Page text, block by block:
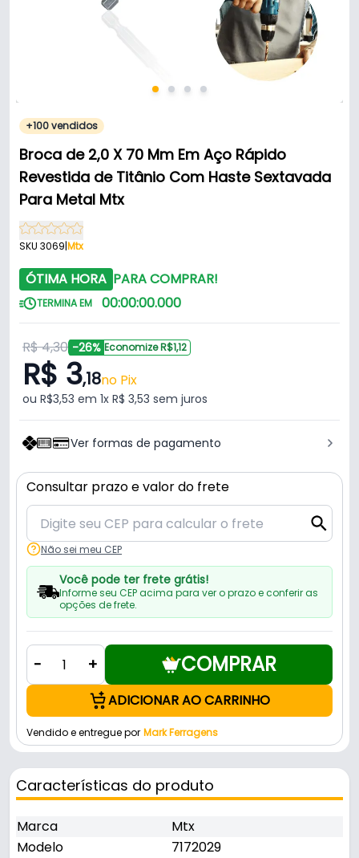
+100 vendidos
Broca de 2,0 X 70 Mm Em Aço Rápido
Revestida de Titânio Com Haste Sextavada
Para Metal Mtx
SKU 3069|Mtx
ÓTIMA HORA PARA COMPRAR!
TERMINA EM 00:00:00.000
R$ 4,30 -26% Economize R$1,12
R$ 3,18no Pix
ou R$3,53 em 1x R$ 3,53 sem juros
Ver formas de pagamento
Consultar prazo e valor do frete
Não sei meu CEP
Você pode ter frete grátis!
Informe seu CEP acima para ver o prazo e conferir as
opções de frete.
- + COMPRAR
ADICIONAR AO CARRINHO
Vendido e entregue por Mark Ferragens
Características do produto
Marca
Mtx
Modelo
7172029